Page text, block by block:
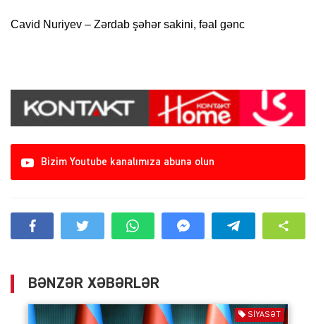
Cavid Nuriyev – Zərdab şəhər sakini, fəal gənc
Bizim Youtube kanalımıza abunə olun
BƏNZƏR XƏBƏRLƏR
SIYASƏT